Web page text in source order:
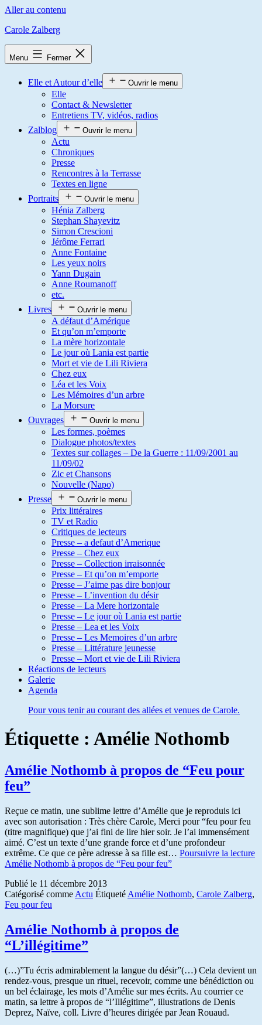
Aller au contenu
Carole Zalberg
Menu Fermer
Elle et Autour d’elle Ouvrir le menu
Elle
Contact & Newsletter
Entretiens TV, vidéos, radios
Zalblog
Ouvrir le menu
Actu
Chroniques
Presse
Rencontres à la Terrasse
Textes en ligne
Portraits
Ouvrir le menu
Hénia Zalberg
Stephan Shayevitz
Simon Crescioni
Jérôme Ferrari
Anne Fontaine
Les yeux noirs
Yann Dugain
Anne Roumanoff
etc.
Livres
Ouvrir le menu
A défaut d’Amérique
Et qu’on m’emporte
La mère horizontale
Le jour où Lania est partie
Mort et vie de Lili Riviera
Chez eux
Léa et les Voix
Les Mémoires d’un arbre
La Morsure
Ouvrages
Ouvrir le menu
Les formes, poèmes
Dialogue photos/textes
Textes sur collages – De la Guerre : 11/09/2001 au
11/09/02
Zic et Chansons
Nouvelle (Napo)
Presse
Ouvrir le menu
Prix littéraires
TV et Radio
Critiques de lecteurs
Presse – a defaut d’Amerique
Presse – Chez eux
Presse – Collection irraisonnée
Presse – Et qu’on m’emporte
Presse – J’aime pas dire bonjour
Presse – L’invention du désir
Presse – La Mere horizontale
Presse – Le jour où Lania est partie
Presse – Lea et les Voix
Presse – Les Memoires d’un arbre
Presse – Littérature jeunesse
Presse – Mort et vie de Lili Riviera
Réactions de lecteurs
Galerie
Agenda
Pour vous tenir au courant des allées et venues de Carole.
Étiquette : Amélie Nothomb
Amélie Nothomb à propos de “Feu pour
feu”
Reçue ce matin, une sublime lettre d’Amélie que je reproduis ici
avec son autorisation : Très chère Carole, Merci pour “feu pour feu
(titre magnifique) que j’ai fini de lire hier soir. Je l’ai immensément
aimé. C’est un texte d’une grande force et d’une profondeur
extrême. Ce que ce père adresse à sa fille est… Poursuivre la lecture
Amélie Nothomb à propos de “Feu pour feu”
Publié le 11 décembre 2013
Catégorisé comme Actu Étiqueté Amélie Nothomb, Carole Zalberg,
Feu pour feu
Amélie Nothomb à propos de
“L’illégitime”
(…)”Tu écris admirablement la langue du désir”(…) Cela devient un
rendez-vous, presque un rituel, recevoir, comme une bénédiction ou
un bel éclairage, les mots d’Amélie sur mes écrits. Au courrier ce
matin, sa lettre à propos de “l’Illégitime”, illustrations de Denis
Deprez, Naïve, coll. Livre d’heures dirigée par Jean Rouaud.